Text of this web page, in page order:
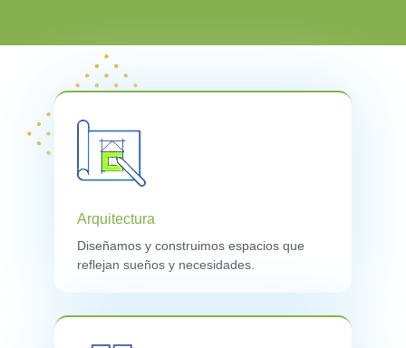
Arquitectura
Diseñamos y construimos espacios que
reflejan sueños y necesidades.